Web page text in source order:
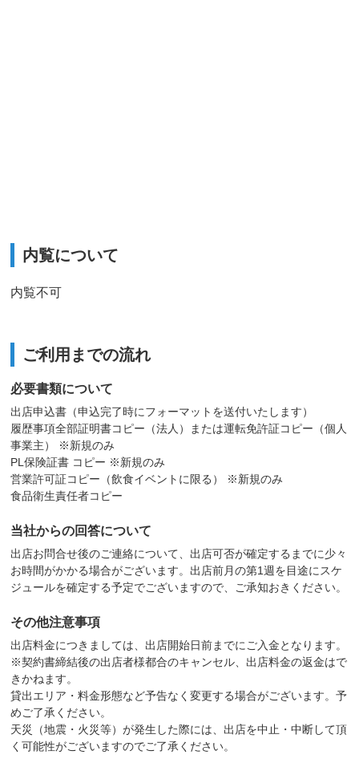
内覧について
内覧不可
ご利用までの流れ
必要書類について
出店申込書（申込完了時にフォーマットを送付いたします）
履歴事項全部証明書コピー（法人）または運転免許証コピー（個人
事業主） ※新規のみ
PL保険証書 コピー ※新規のみ
営業許可証コピー（飲食イベントに限る） ※新規のみ
食品衛生責任者コピー
当社からの回答について
出店お問合せ後のご連絡について、出店可否が確定するまでに少々
お時間がかかる場合がございます。出店前月の第1週を目途にスケ
ジュールを確定する予定でございますので、ご承知おきください。
その他注意事項
出店料金につきましては、出店開始日前までにご入金となります。
※契約書締結後の出店者様都合のキャンセル、出店料金の返金はで
きかねます。
貸出エリア・料金形態など予告なく変更する場合がございます。予
めご了承ください。
天災（地震・火災等）が発生した際には、出店を中止・中断して頂
く可能性がございますのでご了承ください。